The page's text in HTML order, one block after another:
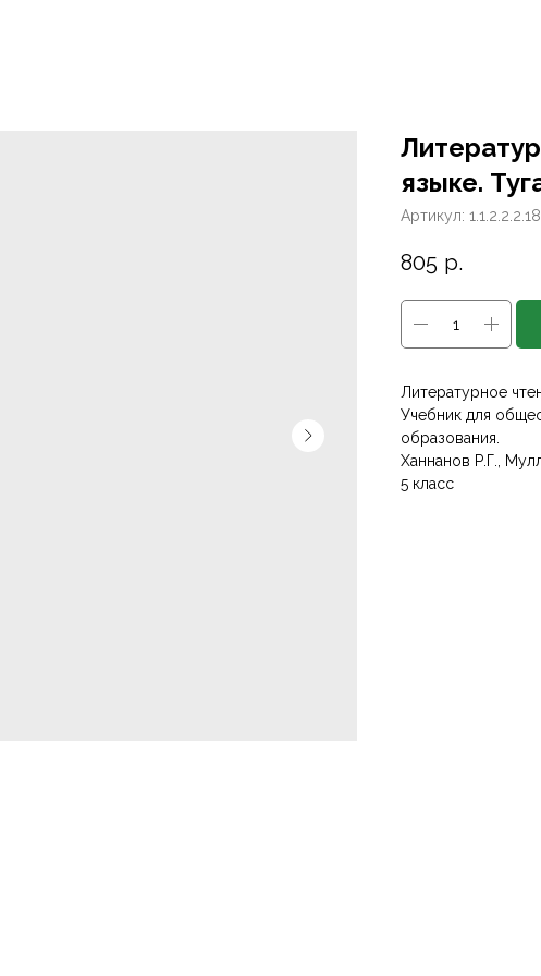
языке.
Артикул:
805 р.
Литературное
Учебник для
образования.
Ханнанов Р.Г.,
5 класс